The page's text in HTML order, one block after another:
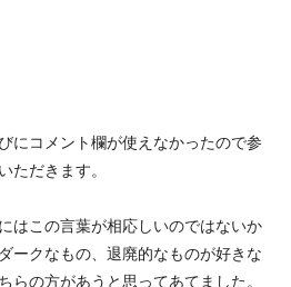
にコメント欄が使えなかったので参
ただきます。
はこの言葉が相応しいのではないか
ークなもの、退廃的なものが好きな
らの方があうと思ってあてました。